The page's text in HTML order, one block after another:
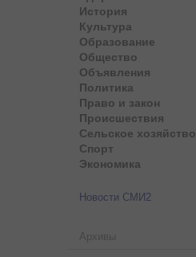
История
Культура
Образование
Общество
Объявления
Политика
Право и закон
Происшествия
Сельское хозяйство
Спорт
Экономика
Новости СМИ2
Архивы